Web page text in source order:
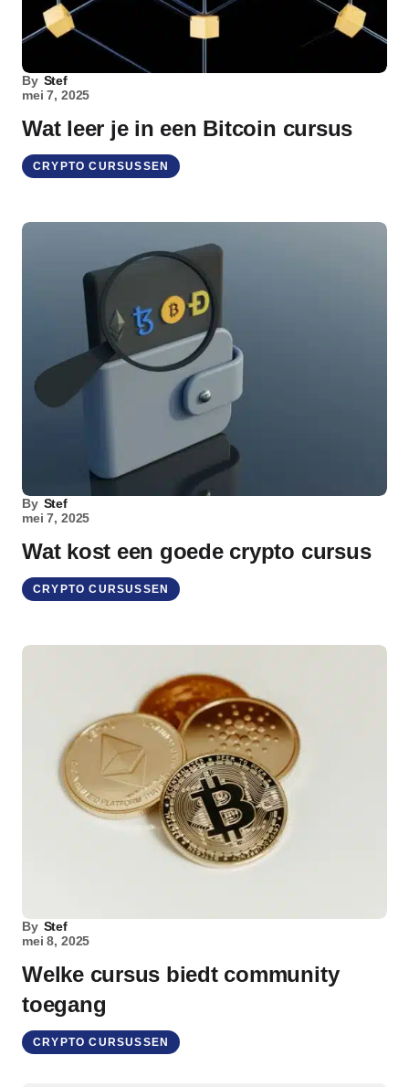
By Stef
mei 7, 2025
Wat leer je in een Bitcoin cursus
CRYPTO CURSUSSEN
By Stef
mei 7, 2025
Wat kost een goede crypto cursus
CRYPTO CURSUSSEN
By Stef
mei 8, 2025
Welke cursus biedt community
toegang
CRYPTO CURSUSSEN